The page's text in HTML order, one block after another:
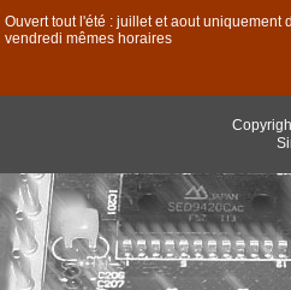
Ouvert tout l'été : juillet et aout uniquement
vendredi mêmes horaires